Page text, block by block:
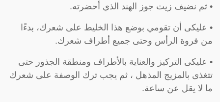
• ثم نضيف زيت جوز الهند الذي أحضرته.
• عليكى أن تقومي بوضع هذا الخليط على شعرك، بدءًا
من فروة الرأس وحتى جميع أطراف شعرك.
• عليكى التركيز والعناية بالأطراف ومنطقة الجذور حتى
تتغذى بالمزيج المذهل ، ثم يجب ترك الوصفة على شعرك
ما لا يقل عن ساعة.